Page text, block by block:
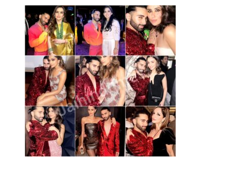
करना...
August 6, 2026 August 6, 2026